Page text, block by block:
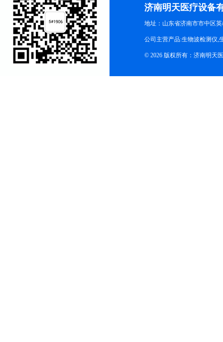
济南明天医疗设备
地址：山东省济南市市中区
公司主营产品:生物波检测仪,
© 2026 版权所有：济南明天